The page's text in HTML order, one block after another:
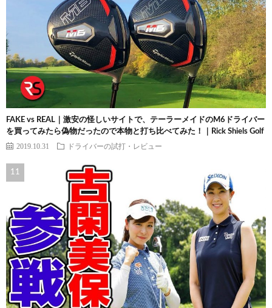
FAKE vs REAL｜激安の怪しいサイトで、テーラーメイドのM6ドライバー
を買ってみたら偽物だったので本物と打ち比べてみた！｜Rick Shiels Golf
2019.10.31 ドライバーの試打・レビュー